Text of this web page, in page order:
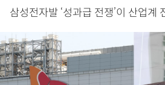
삼성전자발 ‘성과급 전쟁’이 산업계